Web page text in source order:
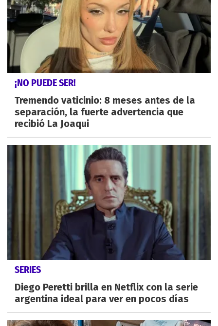
¡NO PUEDE SER!
Tremendo vaticinio: 8 meses antes de la
separación, la fuerte advertencia que
recibió La Joaqui
SERIES
Diego Peretti brilla en Netflix con la serie
argentina ideal para ver en pocos días